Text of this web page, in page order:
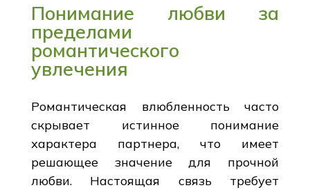
Понимание любви за
пределами
романтического
увлечения
Романтическая влюбленность часто
скрывает истинное понимание
характера партнера, что имеет
решающее значение для прочной
любви. Настоящая связь требует